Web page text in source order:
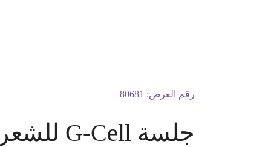
رقم العرض: 80681
جلسة G-Cell للشعر + بلازما للشعر